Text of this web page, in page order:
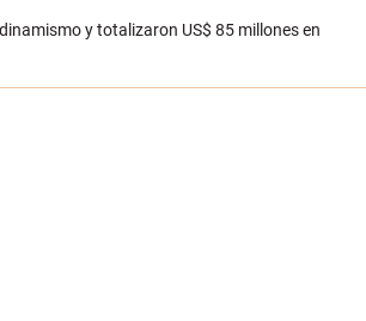
y totalizaron US$ 85 millones en